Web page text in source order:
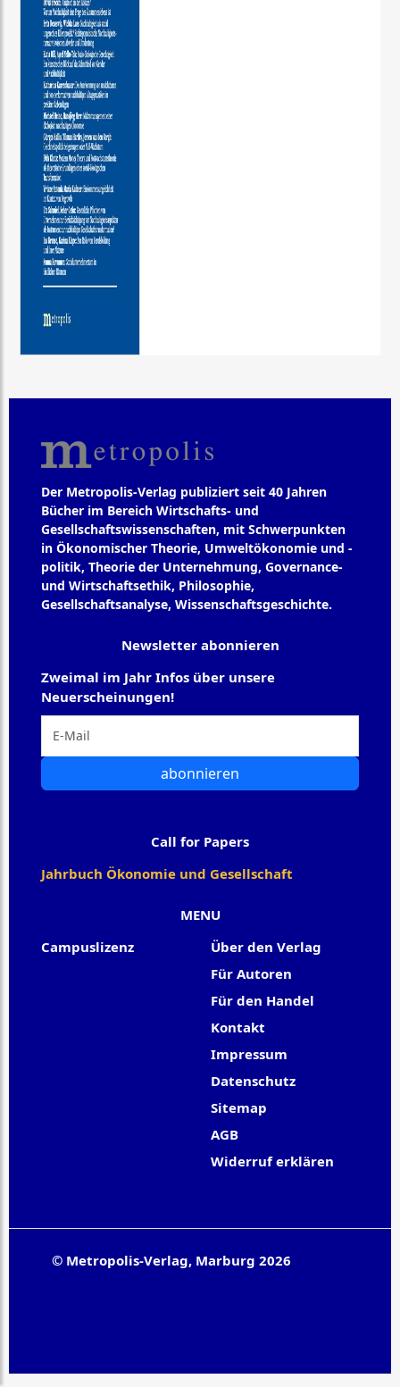
Der Metropolis-Verlag publiziert seit 40 Jahren
Bücher im Bereich Wirtschafts- und
Gesellschaftswissenschaften, mit Schwerpunkten
in Ökonomischer Theorie, Umweltökonomie und -
politik, Theorie der Unternehmung, Governance-
und Wirtschaftsethik, Philosophie,
Gesellschaftsanalyse, Wissenschaftsgeschichte.
MENU
Campuslizenz
Über den Verlag
Für Autoren
Für den Handel
Kontakt
Impressum
Datenschutz
Sitemap
AGB
Widerruf erklären
Newsletter abonnieren
Zweimal im Jahr Infos über unsere
Neuerscheinungen!
abonnieren
Call for Papers
Jahrbuch Ökonomie und Gesellschaft
© Metropolis-Verlag, Marburg 2026